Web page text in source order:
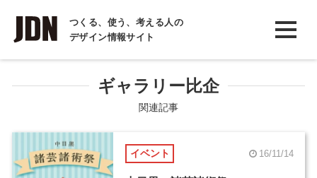
つくる、使う、考える人の
デザイン情報サイト
INTERVIEW
インタビュー
REPORT
COLUMN
コラム
ギャラリー比企
関連記事
イベント 16/11/14